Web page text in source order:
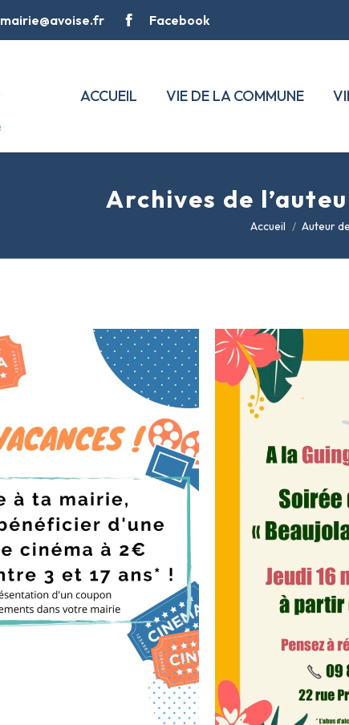
mairie@avoise.fr Facebook
ACCUEIL VIE DE LA COMMUNE
Archives de
Vous êtes ici :
Accueil Auteur